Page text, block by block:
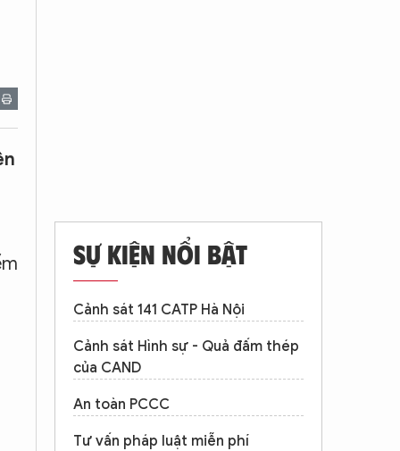
SỰ KIỆN NỔI BẬT
Cảnh sát 141 CATP Hà Nội
Cảnh sát Hình sự - Quả đấm thép
của CAND
An toàn PCCC
Tư vấn pháp luật miễn phí